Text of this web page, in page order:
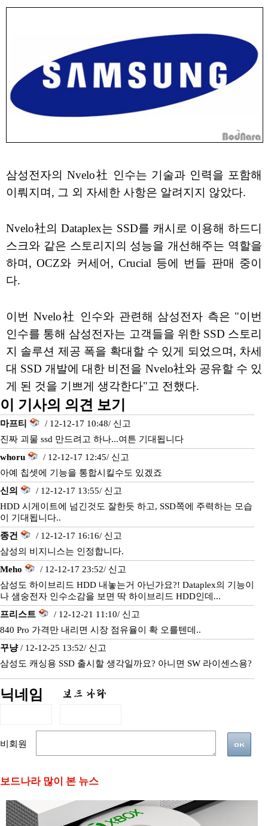
삼성전자의 Nvelo社 인수는 기술과 인력을 포함해
이뤄지며, 그 외 자세한 사항은 알려지지 않았다.
Nvelo社의 Dataplex는 SSD를 캐시로 이용해 하드디
스크와 같은 스토리지의 성능을 개선해주는 역할을
하며, OCZ와 커세어, Crucial 등에 번들 판매 중이
다.
이번 Nvelo社 인수와 관련해 삼성전자 측은 "이번
인수를 통해 삼성전자는 고객들을 위한 SSD 스토리
지 솔루션 제공 폭을 확대할 수 있게 되었으며, 차세
대 SSD 개발에 대한 비전을 Nvelo社와 공유할 수 있
게 된 것을 기쁘게 생각한다"고 전했다.
이 기사의 의견 보기
마프티 / 12-12-17 10:48/ 신고
진짜 괴물 ssd 만드려고 하나...여튼 기대됩니다
whoru
/ 12-12-17 12:45/ 신고
아예 칩셋에 기능을 통합시킬수도 있겠죠
신의
/ 12-12-17 13:55/ 신고
HDD 시게이트에 넘긴것도 잘한듯 하고, SSD쪽에 주력하는 모습
이 기대됩니다..
종건
/ 12-12-17 16:16/ 신고
삼성의 비지니스는 인정합니다.
Meho
/ 12-12-17 23:52/ 신고
삼성도 하이브리드 HDD 내놓는거 아닌가요?! Dataplex의 기능이
나 샘숭전자 인수소감을 보면 딱 하이브리드 HDD인데...
프리스트
/ 12-12-21 11:10/ 신고
840 Pro 가격만 내리면 시장 점유율이 확 오를텐데..
꾸냥/ 12-12-25 13:52/ 신고
삼성도 캐싱용 SSD 출시할 생각일까요? 아니면 SW 라이센스용?
닉네임
비회원
보드나라 많이 본 뉴스